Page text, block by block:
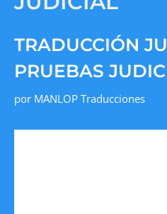
TRADUCCIÓN
PRUEBAS
por MANLOP Traducciones